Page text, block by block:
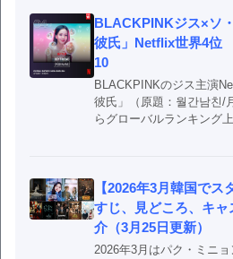
BLACKPINKジス×ソ
彼氏」Netflix世界4位
10
BLACKPINKのジス主演
彼氏」（原題：월간남친/
らグローバルランキング
【2026年3月韓国で
すじ、見どころ、キ
介（3月25日更新）
2026年3月はパク・ミニ